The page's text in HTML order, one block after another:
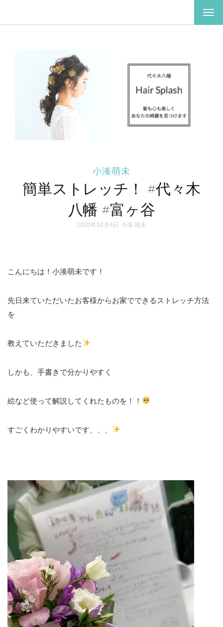
ナ
ゲ
小湊萌未
簡単ストレッチ！ #代々木
八幡 #富ヶ谷
2020年10月4日 小湊 萌未
こんにちは！小湊萌未です！
先日来ていただいたお客様からお家でできるストレッチ方法
を
教えていただきました
しかも、手書きで分かりやすく
絵など使って解説してくれたものを！！
すごくわかりやすいです、、、